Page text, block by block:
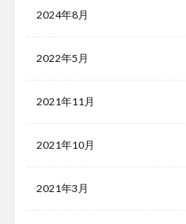
2024年8月
2022年5月
2021年11月
2021年10月
2021年3月